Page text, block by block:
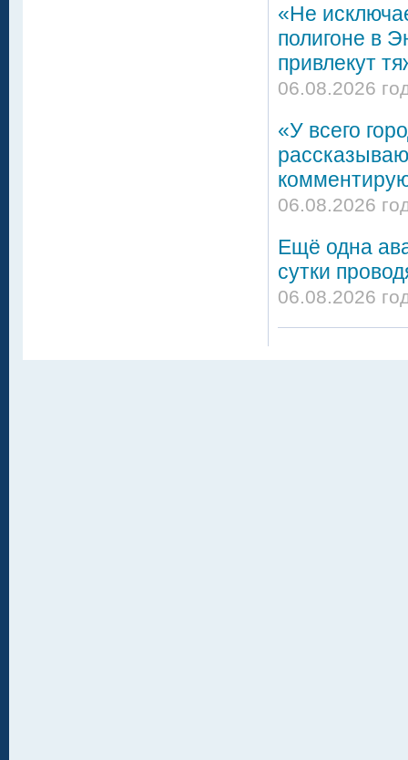
«Не
полигоне в
привлекут
06.08.2026
«У всего
06.08.2026
Ещё одна
сутки
06.08.2026